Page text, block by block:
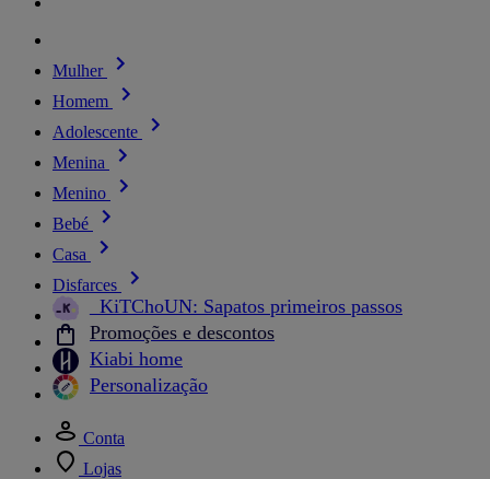
Mulher
Homem
Adolescente
Menina
Menino
Bebé
Casa
Disfarces
_KiTChoUN: Sapatos primeiros passos
Promoções e descontos
Kiabi home
Personalização
Conta
Lojas